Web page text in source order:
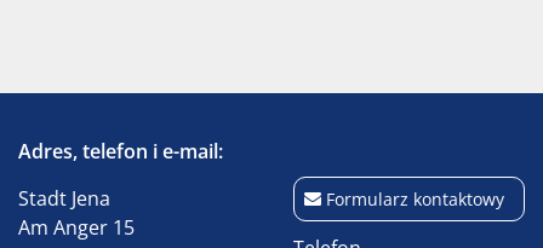
Adres, telefon i e-mail:
Stadt Jena
Am Anger 15
Formularz kontaktowy